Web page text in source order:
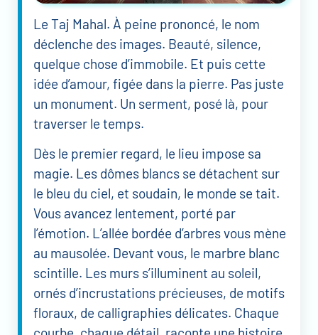
Le Taj Mahal. À peine prononcé, le nom
déclenche des images. Beauté, silence,
quelque chose d’immobile. Et puis cette
idée d’amour, figée dans la pierre. Pas juste
un monument. Un serment, posé là, pour
traverser le temps.
Dès le premier regard, le lieu impose sa
magie. Les dômes blancs se détachent sur
le bleu du ciel, et soudain, le monde se tait.
Vous avancez lentement, porté par
l’émotion. L’allée bordée d’arbres vous mène
au mausolée. Devant vous, le marbre blanc
scintille. Les murs s’illuminent au soleil,
ornés d’incrustations précieuses, de motifs
floraux, de calligraphies délicates. Chaque